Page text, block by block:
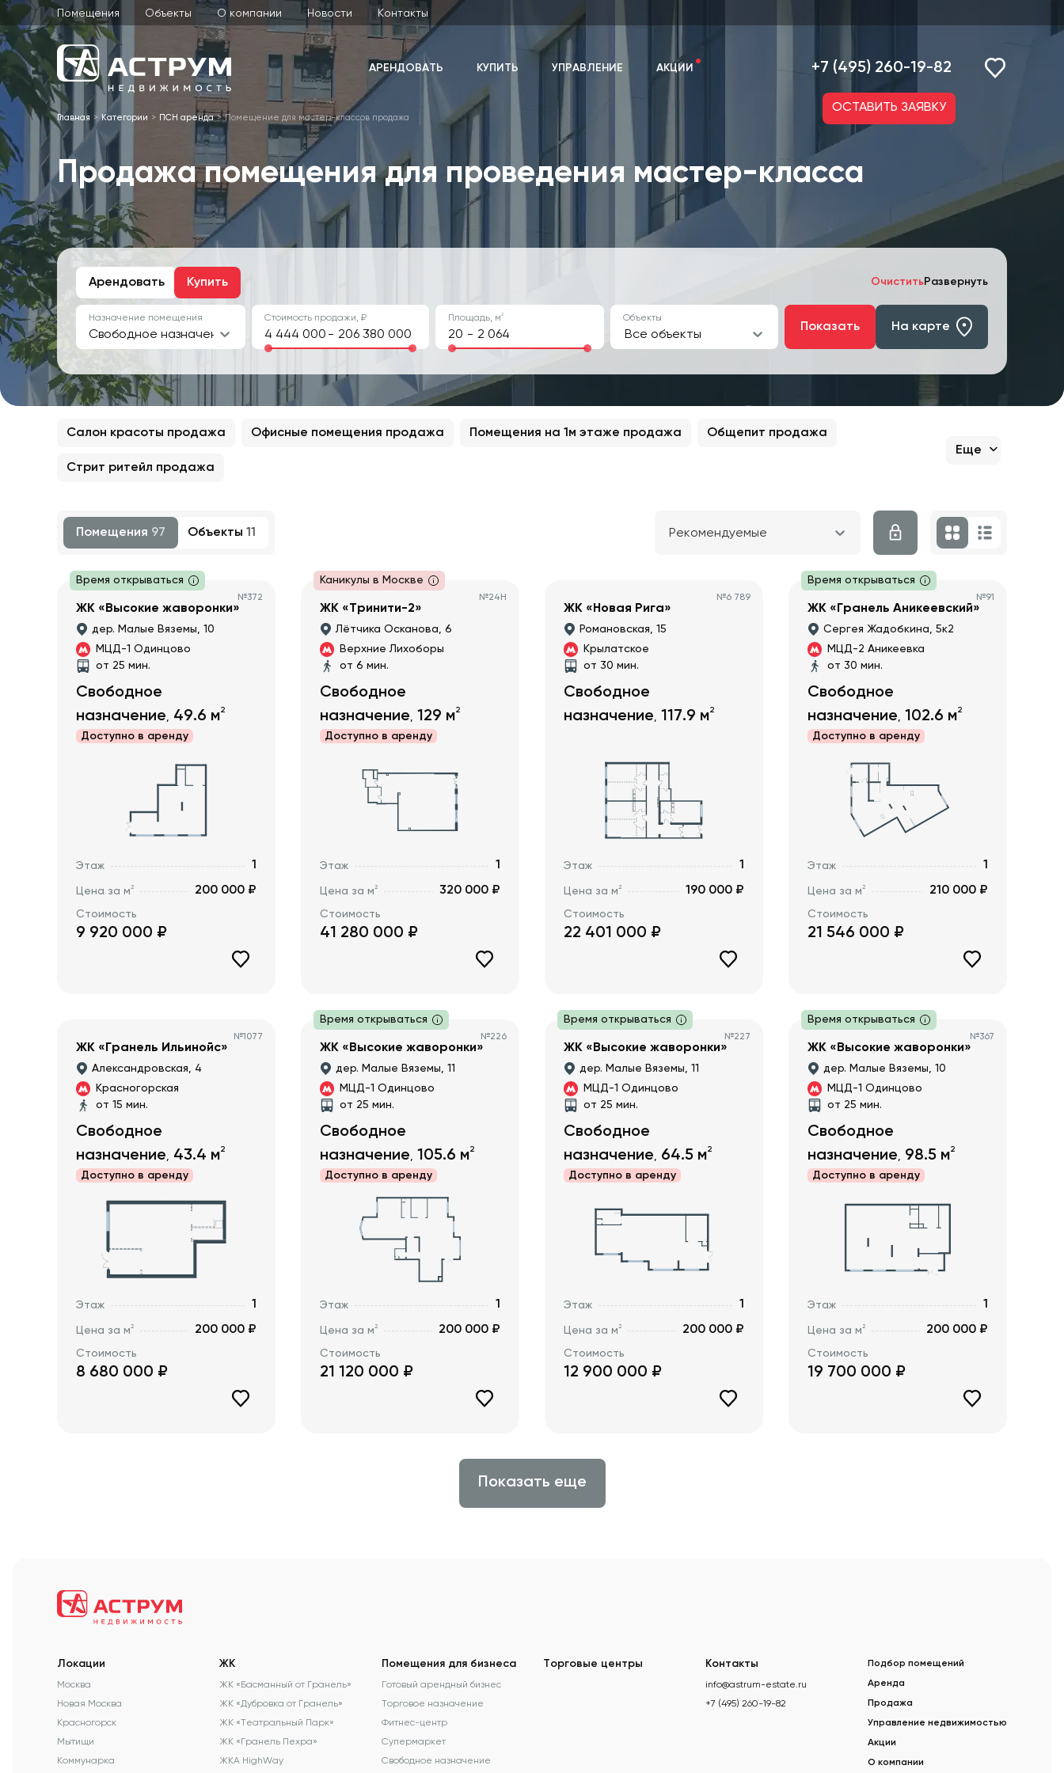
Помещения Объекты О компании Новости Контакты
АРЕНДОВАТЬ КУПИТЬ УПРАВЛЕНИЕ АКЦИИ +7 (495) 260-19-82
Главная Категории ПСН аренда Помещение для мастер-классов продажа
ОСТАВИТЬ ЗАЯВКУ
Продажа помещения для проведения мастер-класса
Арендовать Купить ОчиститьРазвернуть
Назначение помещения
Свободное назначение
Стоимость продажи, ₽
-
Площадь, м2
-
Объекты
Все объекты Показать На карте
Салон красоты продажа Офисные помещения продажа Помещения на 1м этаже продажа Общепит продажа
Стрит ритейл продажа
Еще
Помещения 97 Объекты 11 Рекомендуемые
Время открываться
№372
ЖК «Высокие жаворонки»
дер. Малые Вяземы, 10
МЦД-1 Одинцово
от 25 мин.
Свободное
назначение, 49.6 м2
Доступно в аренду
Этаж 1
Цена за м2 200 000 ₽
Стоимость
9 920 000 ₽
Каникулы в Москве
№24Н
ЖК «Тринити-2»
Лётчика Осканова, 6
Верхние Лихоборы
от 6 мин.
Свободное
назначение, 129 м2
Доступно в аренду
Этаж 1
Цена за м2 320 000 ₽
Стоимость
41 280 000 ₽
№6 789
ЖК «Новая Рига»
Романовская, 15
Крылатское
от 30 мин.
Свободное
назначение, 117.9 м2
Этаж 1
Цена за м2 190 000 ₽
Стоимость
22 401 000 ₽
Время открываться
№91
ЖК «Гранель Аникеевский»
Сергея Жадобкина, 5к2
МЦД-2 Аникеевка
от 30 мин.
Свободное
назначение, 102.6 м2
Доступно в аренду
Этаж 1
Цена за м2 210 000 ₽
Стоимость
21 546 000 ₽
№1077
ЖК «Гранель Ильинойс»
Александровская, 4
Красногорская
от 15 мин.
Свободное
назначение, 43.4 м2
Доступно в аренду
Этаж 1
Цена за м2 200 000 ₽
Стоимость
8 680 000 ₽
Время открываться
№226
ЖК «Высокие жаворонки»
дер. Малые Вяземы, 11
МЦД-1 Одинцово
от 25 мин.
Свободное
назначение, 105.6 м2
Доступно в аренду
Этаж 1
Цена за м2 200 000 ₽
Стоимость
21 120 000 ₽
Время открываться
№227
ЖК «Высокие жаворонки»
дер. Малые Вяземы, 11
МЦД-1 Одинцово
от 25 мин.
Свободное
назначение, 64.5 м2
Доступно в аренду
Этаж 1
Цена за м2 200 000 ₽
Стоимость
12 900 000 ₽
Время открываться
№367
ЖК «Высокие жаворонки»
дер. Малые Вяземы, 10
МЦД-1 Одинцово
от 25 мин.
Свободное
назначение, 98.5 м2
Доступно в аренду
Этаж 1
Цена за м2 200 000 ₽
Стоимость
19 700 000 ₽
Показать еще
Локации
Москва
Новая Москва
Красногорск
Мытищи
Коммунарка
ЖК
ЖК «Басманный от Гранель»
ЖК «Дубровка от Гранель»
ЖК «Театральный Парк»
ЖК «Гранель Пехра»
ЖКА HighWay
Помещения для бизнеса
Готовый арендный бизнес
Торговое назначение
Фитнес-центр
Супермаркет
Свободное назначение
Торговые центры
Контакты
info@astrum-estate.ru
+7 (495) 260-19-82
Подбор помещений
Аренда
Продажа
Управление недвижимостью
Акции
О компании